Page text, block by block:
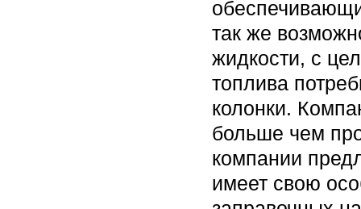
так же
жидкости, с
топлива
колонки.
больше чем
компании
имеет свою